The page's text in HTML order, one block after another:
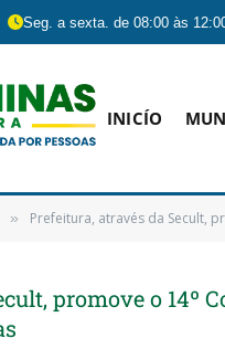
Seg. a sexta. de 08:00 às
INICÍO
» Prefeitura, através da Secult,
promove o 14º